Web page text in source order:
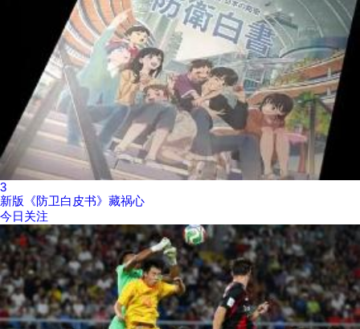
3
新版《防卫白皮书》藏祸心
今日关注